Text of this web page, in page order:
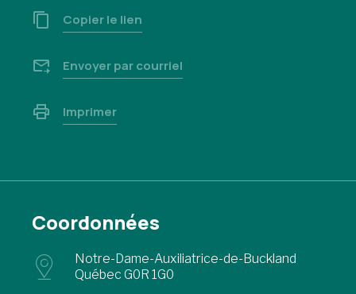
Copier le lien
Envoyer par courriel
Imprimer
Coordonnées
Notre-Dame-Auxiliatrice-de-Buckland
Québec G0R 1G0